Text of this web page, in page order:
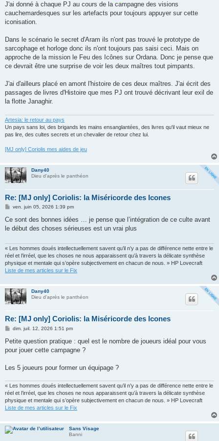
J'ai donné à chaque PJ au cours de la campagne des visions
cauchemardesques sur les artefacts pour toujours appuyer sur cette
iconisation.
Dans le scénario le secret d'Aram ils n'ont pas trouvé le prototype de
sarcophage et horloge donc ils n'ont toujours pas saisi ceci. Mais on
approche de la mission le Feu des Icônes sur Ordana. Donc je pense que
ce devrait être une surprise de voir les deux maîtres tout pimpants.
J'ai d'ailleurs placé en amont l'histoire de ces deux maîtres. J'ai écrit des
passages de livres d'Histoire que mes PJ ont trouvé décrivant leur exil de
la flotte Janaghir.
Artesia: le retour au pays
Un pays sans loi, des brigands les mains ensanglantées, des livres qu'il vaut mieux ne
pas lire, des cultes secrets et un chevalier de retour chez lui.
[MJ only] Coriolis mes aides de jeu
Dany40
Dieu d'après le panthéon
Re: [MJ only] Coriolis: la Miséricorde des Icones
M
s
a
ven. juin 05, 2026 1:39 pm
Ce sont des bonnes idées … je pense que l’intégration de ce culte avant
le début des choses sérieuses est un vrai plus
« Les hommes doués intellectuellement savent qu’il n’y a pas de différence nette entre le
réel et l’irréel, que les choses ne nous apparaissent qu’à travers la délicate synthèse
physique et mentale qui s’opère subjectivement en chacun de nous. » HP Lovecraft
Liste de mes articles sur le Fix
Dany40
Dieu d'après le panthéon
Re: [MJ only] Coriolis: la Miséricorde des Icones
M
s
a
dim. juil. 12, 2026 1:51 pm
Petite question pratique : quel est le nombre de joueurs idéal pour vous
pour jouer cette campagne ?
Les 5 joueurs pour former un équipage ?
« Les hommes doués intellectuellement savent qu’il n’y a pas de différence nette entre le
réel et l’irréel, que les choses ne nous apparaissent qu’à travers la délicate synthèse
physique et mentale qui s’opère subjectivement en chacun de nous. » HP Lovecraft
Liste de mes articles sur le Fix
Sans Visage
Banni